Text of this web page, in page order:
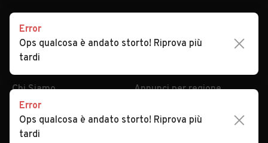
Chi Siamo
Serve aiuto?
Dati identificativi
Annunci per regione
Tutte le auto usate
Error
Ops qualcosa è andato storto! Riprova più
tardi
Error
Ops qualcosa è andato storto! Riprova più
tardi